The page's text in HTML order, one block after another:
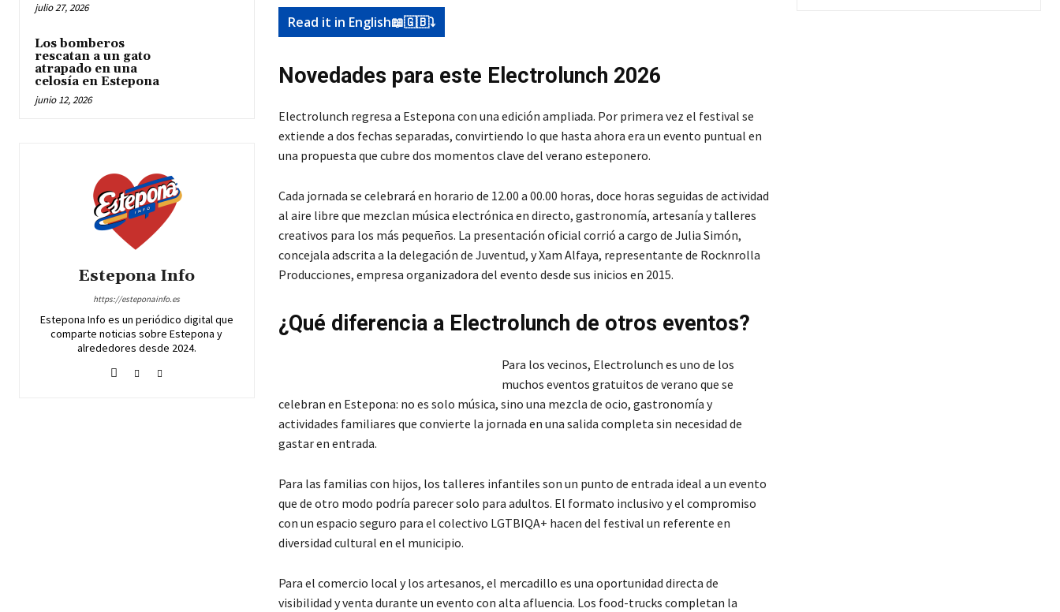
julio 27, 2026
Los bomberos
rescatan a un gato
atrapado en una
celosía en Estepona
junio 12, 2026
Estepona Info
https://esteponainfo.es
Estepona Info es un periódico digital que
comparte noticias sobre Estepona y
alrededores desde 2024.
Read it in English📖🇬🇧⤵️
Novedades para este Electrolunch 2026
Electrolunch regresa a Estepona con una edición ampliada. Por primera vez el festival se
extiende a dos fechas separadas, convirtiendo lo que hasta ahora era un evento puntual en
una propuesta que cubre dos momentos clave del verano esteponero.
Cada jornada se celebrará en horario de 12.00 a 00.00 horas, doce horas seguidas de actividad
al aire libre que mezclan música electrónica en directo, gastronomía, artesanía y talleres
creativos para los más pequeños. La presentación oficial corrió a cargo de Julia Simón,
concejala adscrita a la delegación de Juventud, y Xam Alfaya, representante de Rocknrolla
Producciones, empresa organizadora del evento desde sus inicios en 2015.
¿Qué diferencia a Electrolunch de otros eventos?
Para los vecinos, Electrolunch es uno de los
muchos eventos gratuitos de verano que se
celebran en Estepona: no es solo música, sino una mezcla de ocio, gastronomía y
actividades familiares que convierte la jornada en una salida completa sin necesidad de
gastar en entrada.
Para las familias con hijos, los talleres infantiles son un punto de entrada ideal a un evento
que de otro modo podría parecer solo para adultos. El formato inclusivo y el compromiso
con un espacio seguro para el colectivo LGTBIQA+ hacen del festival un referente en
diversidad cultural en el municipio.
Para el comercio local y los artesanos, el mercadillo es una oportunidad directa de
visibilidad y venta durante un evento con alta afluencia. Los food-trucks completan la